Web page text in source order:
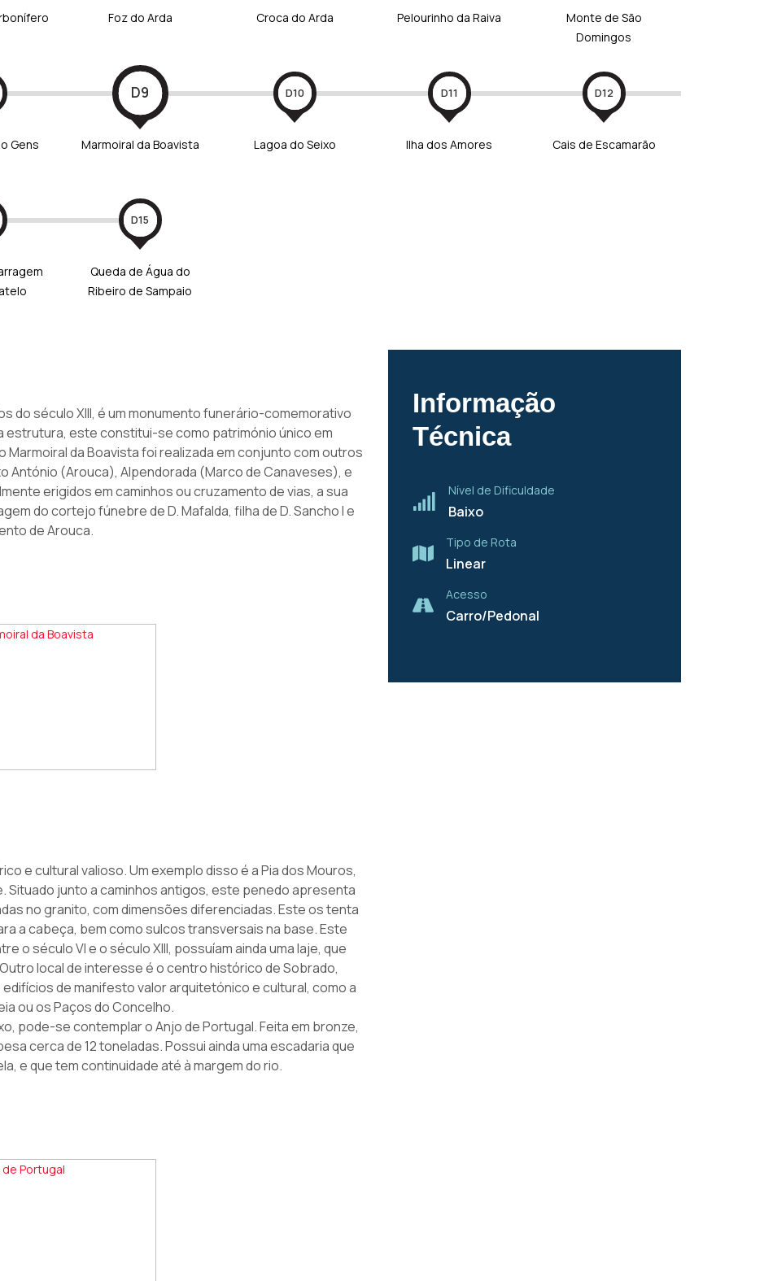
Foz do Arda Croca do Arda Pelourinho da Raiva
Monte de São
Domingos
Gens
D9
Marmoiral da Boavista
D10
Lagoa do Seixo
D11
Ilha dos Amores
D12
Cais de Escamarão
D15
Queda de Água do
Ribeiro de Sampaio
do século XIII, é um monumento funerário-comemorativo
estrutura, este constitui-se como património único em
Marmoiral da Boavista foi realizada em conjunto com outros
António (Arouca), Alpendorada (Marco de Canaveses), e
erigidos em caminhos ou cruzamento de vias, a sua
do cortejo fúnebre de D. Mafalda, filha de D. Sancho I e
de Arouca.
e cultural valioso. Um exemplo disso é a Pia dos Mouros,
Situado junto a caminhos antigos, este penedo apresenta
no granito, com dimensões diferenciadas. Este os tenta
a cabeça, bem como sulcos transversais na base. Este
o século VI e o século XIII, possuíam ainda uma laje, que
local de interesse é o centro histórico de Sobrado,
de manifesto valor arquitetónico e cultural, como a
ou os Paços do Concelho.
pode-se contemplar o Anjo de Portugal. Feita em bronze,
cerca de 12 toneladas. Possui ainda uma escadaria que
e que tem continuidade até à margem do rio.
Informação
Técnica
Nível de Dificuldade
Baixo
Tipo de Rota
Linear
Acesso
Carro/Pedonal